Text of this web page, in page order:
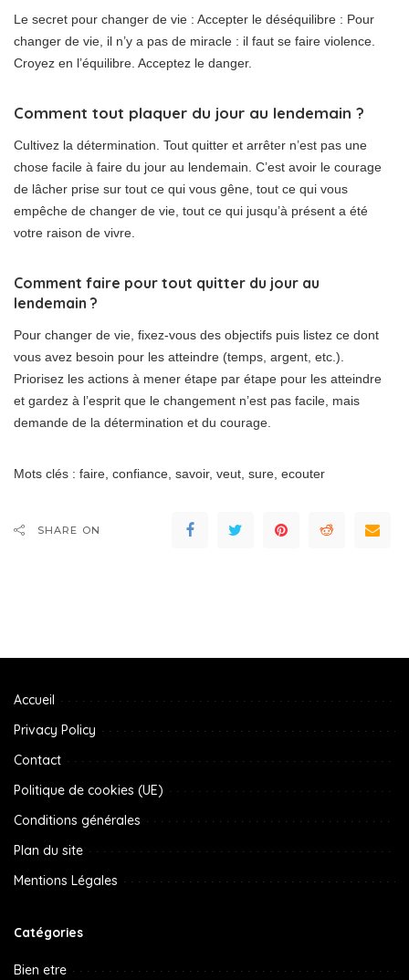
Le secret pour changer de vie : Accepter le déséquilibre : Pour
changer de vie, il n’y a pas de miracle : il faut se faire violence.
Croyez en l’équilibre. Acceptez le danger.
Comment tout plaquer du jour au lendemain ?
Cultivez la détermination. Tout quitter et arrêter n’est pas une
chose facile à faire du jour au lendemain. C’est avoir le courage
de lâcher prise sur tout ce qui vous gêne, tout ce qui vous
empêche de changer de vie, tout ce qui jusqu’à présent a été
votre raison de vivre.
Comment faire pour tout quitter du jour au
lendemain ?
Pour changer de vie, fixez-vous des objectifs puis listez ce dont
vous avez besoin pour les atteindre (temps, argent, etc.).
Priorisez les actions à mener étape par étape pour les atteindre
et gardez à l’esprit que le changement n’est pas facile, mais
demande de la détermination et du courage.
Mots clés : faire, confiance, savoir, veut, sure, ecouter
SHARE ON
Accueil
Privacy Policy
Contact
Politique de cookies (UE)
Conditions générales
Plan du site
Mentions Légales
Catégories
Bien etre